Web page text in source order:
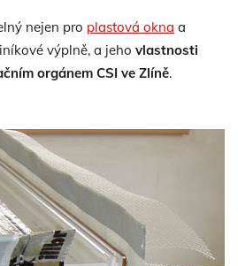
nejen pro plastová okna a
výplně, a jeho vlastnosti
orgánem CSI ve Zlíně.